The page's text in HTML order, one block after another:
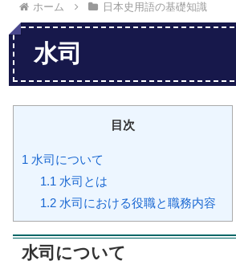
ホーム 日本史用語の基礎知識
水司
目次
1 水司について
1.1 水司とは
1.2水司における役職と職務内容
水司について